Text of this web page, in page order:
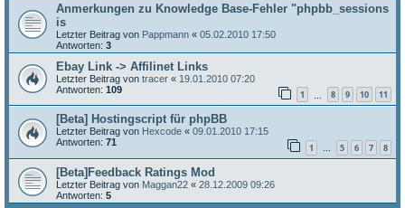
Anmerkungen zu Knowledge Base-Fehler "phpbb_sessions
is
Letzter Beitrag von Pappmann « 05.02.2010 17:50
Antworten: 3
Ebay Link -> Affilinet Links
Letzter Beitrag von tracer « 19.01.2010 07:20
Antworten: 109 1 8 9 10 11
[Beta] Hostingscript für phpBB
Letzter Beitrag von Hexcode « 09.01.2010 17:15
Antworten: 71 1 … 5 6 7 8
[Beta]Feedback Ratings Mod
Letzter Beitrag von Maggan22 « 28.12.2009 09:26
Antworten: 5